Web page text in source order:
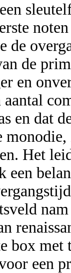
de
en
aantal
en dat
Het
een
box met
een